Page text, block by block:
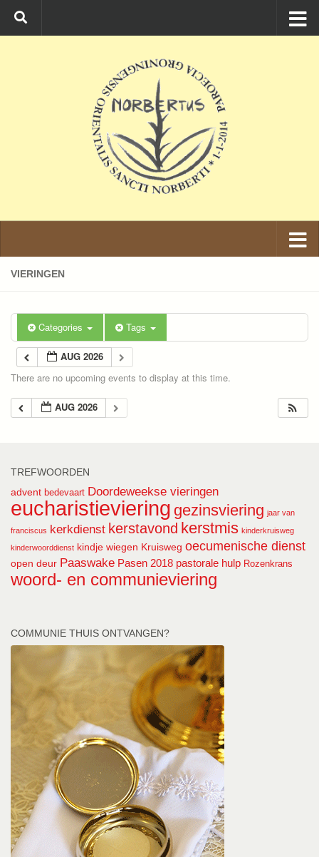
Ga naar de inhoud
VIERINGEN
Categories Tags
AUG 2026
There are no upcoming events to display at this time.
AUG 2026
TREFWOORDEN
advent bedevaart Doordeweekse vieringen
eucharistieviering gezinsviering jaar van
franciscus kerkdienst kerstavond kerstmis kinderkruisweg
kinderwoorddienst kindje wiegen Kruisweg oecumenische dienst
open deur Paaswake Pasen 2018 pastorale hulp Rozenkrans
woord- en communieviering
COMMUNIE THUIS ONTVANGEN?